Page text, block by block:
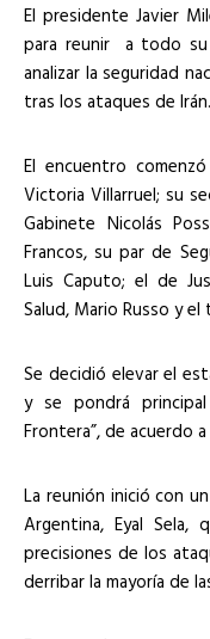
El presidente Javier
para reunir a todo
analizar la seguridad
tras los ataques de Irán.
El encuentro
Victoria Villarruel; su
Gabinete Nicolás
Francos, su par de
Luis Caputo; el de
Salud, Mario Russo y
Se decidió elevar el
y se pondrá
Frontera”, de acuerdo
La reunión inició con
Argentina, Eyal Sela,
precisiones de los
derribar la mayoría de